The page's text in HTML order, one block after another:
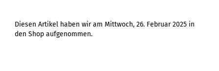
Diesen Artikel haben wir am Mittwoch, 26. Februar 2025 in
den Shop aufgenommen.